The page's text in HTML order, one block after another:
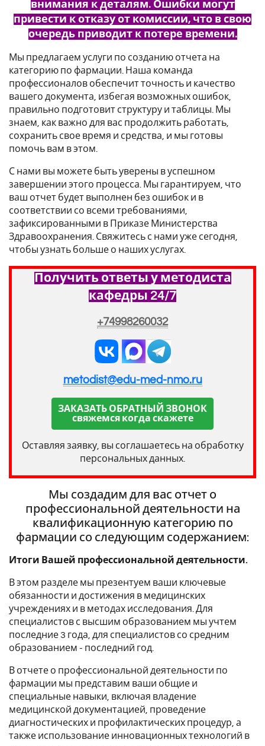
внимания к деталям. Ошибки могут
привести к отказу от комиссии, что в свою
очередь приводит к потере времени.
Мы предлагаем услуги по созданию отчета на
категорию по фармации . Наша команда
профессионалов обеспечит точность и качество
вашего документа, избегая возможных ошибок,
правильно подготовит структуру и таблицы. Мы
знаем, как важно для вас продолжить работать,
сохранить свое время и средства, и мы готовы
помочь вам в этом.
С нами вы можете быть уверены в успешном
завершении этого процесса. Мы гарантируем, что
ваш отчет будет выполнен без ошибок и в
соответствии со всеми требованиями,
зафиксированными в Приказе Министерства
Здравоохранения. Свяжитесь с нами уже сегодня,
чтобы узнать больше о наших услугах.
Получить ответы у методиста
кафедры 24/7
+74998260032
metodist@edu-med-nmo.ru
ЗАКАЗАТЬ ОБРАТНЫЙ ЗВОНОК
свяжемся когда скажете
Оставляя заявку, вы соглашаетесь на обработку
персональных данных.
Мы создадим для вас отчет о
профессиональной деятельности на
квалификационную категорию по
фармации со следующим содержанием:
Итоги Вашей профессиональной деятельности.
В этом разделе мы презентуем ваши ключевые
обязанности и достижения в медицинских
учреждениях и в методах исследования. Для
специалистов с высшим образованием мы учтем
последние 3 года, для специалистов со средним
образованием - последний год.
В отчете о профессиональной деятельности по
фармации мы представим ваши общие и
специальные навыки, включая владение
медицинской документацией, проведение
диагностических и профилактических процедур, а
также использование инновационных технологий в